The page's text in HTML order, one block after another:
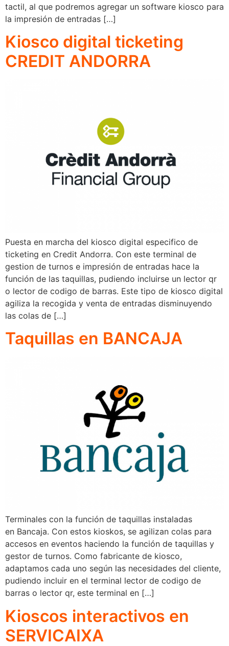
tactil, al que podremos agregar un software kiosco para
la impresión de entradas […]
Kiosco digital ticketing
CREDIT ANDORRA
Puesta en marcha del kiosco digital especifico de
ticketing en Credit Andorra. Con este terminal de
gestion de turnos e impresión de entradas hace la
función de las taquillas, pudiendo incluirse un lector qr
o lector de codigo de barras. Este tipo de kiosco digital
agiliza la recogida y venta de entradas disminuyendo
las colas de […]
Taquillas en BANCAJA
Terminales con la función de taquillas instaladas
en Bancaja. Con estos kioskos, se agilizan colas para
accesos en eventos haciendo la función de taquillas y
gestor de turnos. Como fabricante de kiosco,
adaptamos cada uno según las necesidades del cliente,
pudiendo incluir en el terminal lector de codigo de
barras o lector qr, este terminal en […]
Kioscos interactivos en
SERVICAIXA